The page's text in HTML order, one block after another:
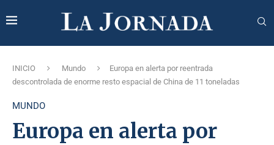
INICIO Mundo
Europa en alerta por reentrada
descontrolada de enorme resto espacial de China de 11 toneladas
MUNDO
Europa en alerta por